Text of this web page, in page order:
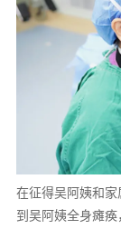
在征得吴阿姨和
到吴阿姨全身瘫